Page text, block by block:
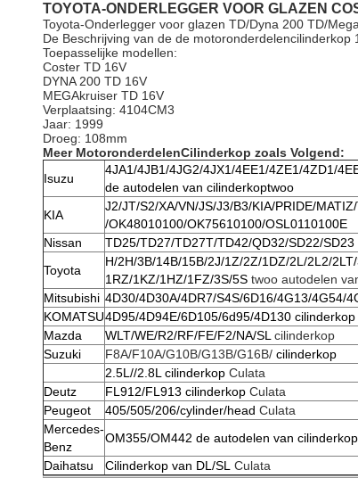
TOYOTA-ONDERLEGGER VOOR GLAZEN
Toyota-Onderlegger voor glazen TD/Dyna 200 TD/
De Beschrijving van de de motoronderdelencilinderkop
Toepasselijke modellen:
Coster TD 16V
DYNA 200 TD 16V
MEGAkruiser TD 16V
Verplaatsing: 4104CM3
Jaar: 1999
Droeg: 108mm
Meer MotoronderdelenCilinderkop zoals Volgend:
Isuzu
4JA1/4JB1/4JG2/4JX1/4EE1/4ZE1/4ZD1/
de autodelen van cilinderkoptwoo
KIA
J2/JT/S2/XA/VN/JS/J3/B3/KIA/PRIDE/
/OK48010100/OK75610100/OSL0110100E
Nissan
TD25/TD27/TD27T/TD42/QD32/SD22/
Toyota
H/2H/3B/14B/15B/2J/1Z/2Z/1DZ/2L/2L2/
1RZ/1KZ/1HZ/1FZ/3S/5S twoo autodelen
Mitsubishi 4D30/4D30A/4DR7/S4S/6D16/4G13/4G54/
KOMATSU4D95/4D94E/6D105/6d95/4D130 cilinderkop
Mazda
WLT/WE/R2/RF/FE/F2/NA/SL cilinderkop
Suzuki
F8A/F10A/G10B/G13B/G16B/ cilinderkop
2.5L//2.8L cilinderkop Culata
Deutz
FL912/FL913 cilinderkop Culata
Peugeot
405/505/206/cylinder/head Culata
Mercedes-
Benz
OM355/OM442 de autodelen van
Daihatsu
Cilinderkop van DL/SL Culata